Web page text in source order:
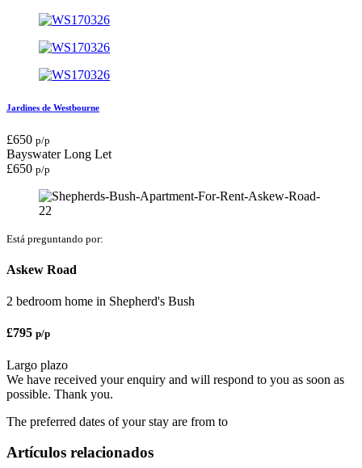
Jardines de Westbourne
£650 p/p
Bayswater Long Let
£650 p/p
Está preguntando por:
Askew Road
2 bedroom home in Shepherd's Bush
£795 p/p
Largo plazo
We have received your enquiry and will respond to you as soon as
possible. Thank you.
The preferred dates of your stay are from to
Artículos relacionados